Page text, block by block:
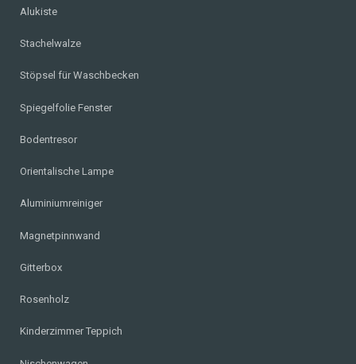
Alukiste
Stachelwalze
Stöpsel für Waschbecken
Spiegelfolie Fenster
Bodentresor
Orientalische Lampe
Aluminiumreiniger
Magnetpinnwand
Gitterbox
Rosenholz
Kinderzimmer Teppich